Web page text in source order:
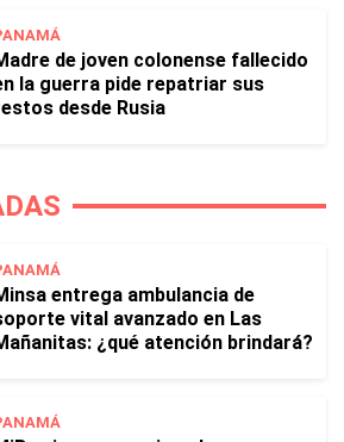
de joven colonense fallecido
la guerra pide repatriar sus
desde Rusia
entrega ambulancia de
vital avanzado en Las
¿qué atención brindará?